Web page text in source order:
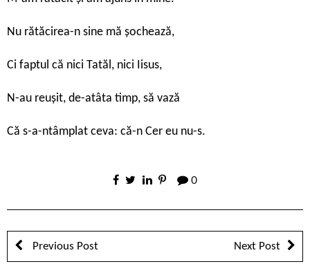
Nu rătăcirea-n sine mă șochează,
Ci faptul că nici Tatăl, nici Iisus,
N-au reușit, de-atâta timp, să vază
Că s-a-ntâmplat ceva: că-n Cer eu nu-s.
0
Previous Post Next Post